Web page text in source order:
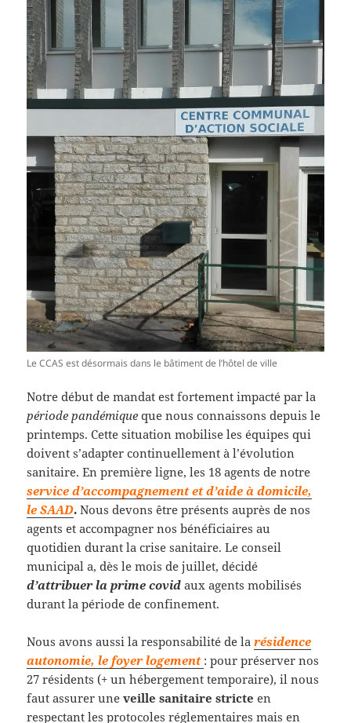
Le CCAS est désormais dans le bâtiment de l’hôtel de ville
Notre début de mandat est fortement impacté par la
période pandémiqueque nous connaissons depuis le
printemps. Cette situation mobilise les équipes qui
doivent s’adapter continuellement à l’évolution
sanitaire. En première ligne, les 18 agents de notre
service d’accompagnement et d’aide à domicile,
le SAAD. Nous devons être présents auprès de nos
agents et accompagner nos bénéficiaires au
quotidien durant la crise sanitaire. Le conseil
municipal a, dès le mois de juillet, décidé
d’attribuer la prime covidaux agents mobilisés
durant la période de confinement.
Nous avons aussi la responsabilité de larésidence
autonomie, le foyer logement : pour préserver nos
27 résidents (+ un hébergement temporaire), il nous
faut assurer uneveille sanitaire stricte en
respectant les protocoles réglementaires mais en